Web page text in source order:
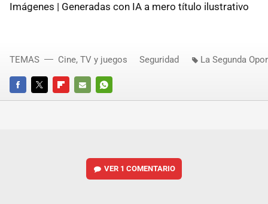
Imágenes | Generadas con IA a mero título ilustrativo
FACEBOOKTWITTERFLIPBOARD
E-
WHATSAPP
TEMAS Cine, TV y juegos Seguridad La Segunda
VER 1 COMENTARIO